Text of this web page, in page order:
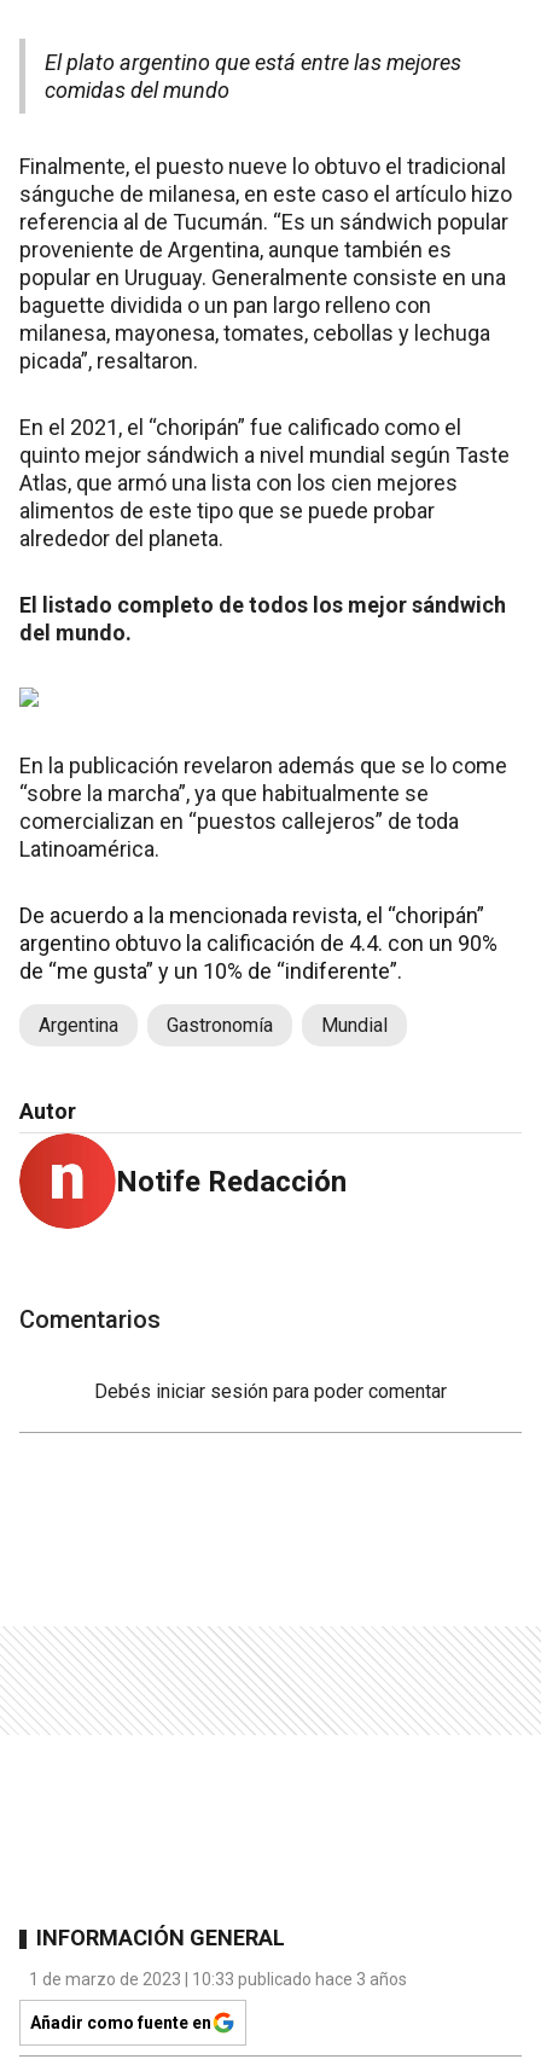
El plato argentino que está entre las mejores
comidas del mundo
Finalmente, el puesto nueve lo obtuvo el tradicional
sánguche de milanesa, en este caso el artículo hizo
referencia al de Tucumán. “Es un sándwich popular
proveniente de Argentina, aunque también es
popular en Uruguay. Generalmente consiste en una
baguette dividida o un pan largo relleno con
milanesa, mayonesa, tomates, cebollas y lechuga
picada”, resaltaron.
En el 2021, el “choripán” fue calificado como el
quinto mejor sándwich a nivel mundial según Taste
Atlas, que armó una lista con los cien mejores
alimentos de este tipo que se puede probar
alrededor del planeta.
El listado completo de todos los mejor sándwich
del mundo.
En la publicación revelaron además que se lo come
“sobre la marcha”, ya que habitualmente se
comercializan en “puestos callejeros” de toda
Latinoamérica.
De acuerdo a la mencionada revista, el “choripán”
argentino obtuvo la calificación de 4.4. con un 90%
de “me gusta” y un 10% de “indiferente”.
Argentina Gastronomía Mundial
Autor
Notife Redacción
Comentarios
Debés iniciar sesión para poder comentar
INFORMACIÓN GENERAL
1 de marzo de 2023 | 10:33 publicado hace 3 años
Añadir como fuente en